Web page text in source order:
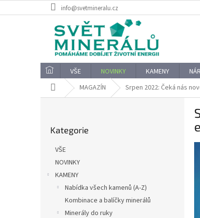
na
info@svetmineralu.cz
VŠE NOVINKY KAMENY
Domů MAGAZÍN Srpen 2022: Čeká nás
kategorie
Kategorie
VŠE
NOVINKY
KAMENY
Nabídka všech kamenů (A-Z)
Kombinace a balíčky minerálů
Minerály do ruky